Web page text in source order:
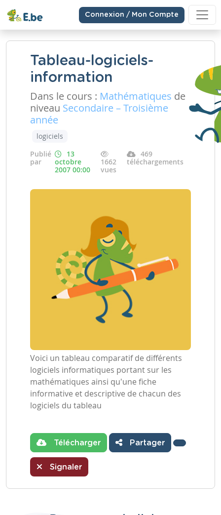
Connexion / Mon Compte
Tableau-logiciels-
information
Dans le cours : Mathématiques de
niveau Secondaire – Troisième
année
logiciels
Publié
par
13
octobre
2007 00:00
1662
vues
469
téléchargements
Voici un tableau comparatif de différents
logiciels informatiques portant sur les
mathématiques ainsi qu'une fiche
informative et descriptive de chacun des
logiciels du tableau
Télécharger Partager
Signaler